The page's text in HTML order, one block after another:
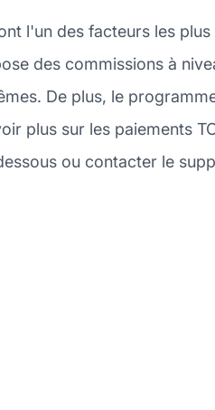
l'un des facteurs les
des commissions à
De plus, le
plus sur les paiements
ou contacter le